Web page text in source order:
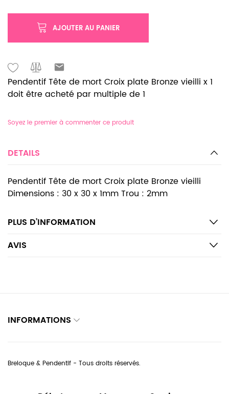
AJOUTER AU PANIER
Pendentif Tête de mort Croix plate Bronze vieilli x 1
doit être acheté par multiple de 1
Soyez le premier à commenter ce produit
DETAILS
Pendentif Tête de mort Croix plate Bronze vieilli
Dimensions : 30 x 30 x 1mm Trou : 2mm
PLUS D’INFORMATION
AVIS
INFORMATIONS
Breloque & Pendentif - Tous droits réservés.